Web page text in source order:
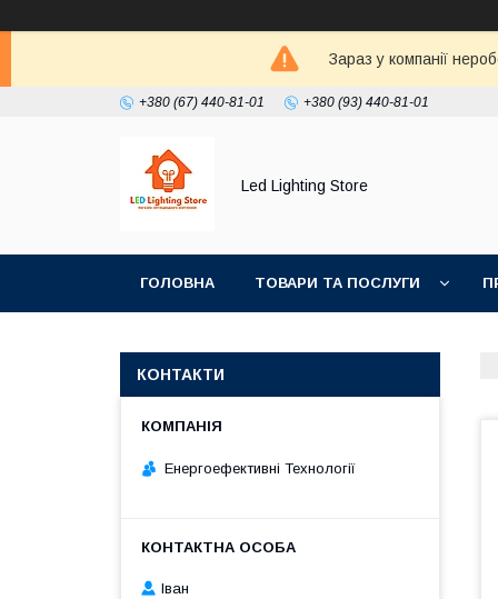
Зараз у компанії
+380 (67) 440-81-01 +380 (93) 440-81-01
Led Lighting Store
ГОЛОВНА ТОВАРИ ТА ПОСЛУГИ
КОНТАКТИ
Енергоефективні Технології
Іван